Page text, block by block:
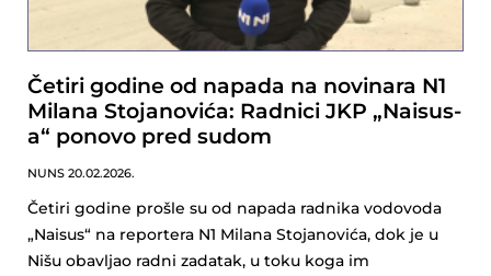
Četiri godine od napada na novinara N1
Milana Stojanovića: Radnici JKP „Naisus-
a“ ponovo pred sudom
NUNS 20.02.2026.
Četiri godine prošle su od napada radnika vodovoda
„Naisus“ na reportera N1 Milana Stojanovića, dok je u
Nišu obavljao radni zadatak, u toku koga im